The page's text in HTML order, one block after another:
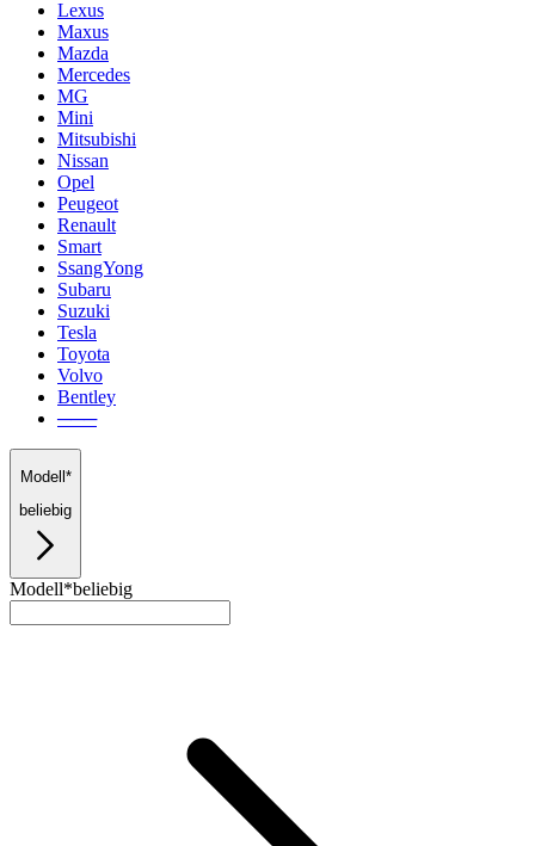
Lexus
Maxus
Mazda
Mercedes
MG
Mini
Mitsubishi
Nissan
Opel
Peugeot
Renault
Smart
SsangYong
Subaru
Suzuki
Tesla
Toyota
Volvo
Bentley
───
Modell*
beliebig
Modell*beliebig